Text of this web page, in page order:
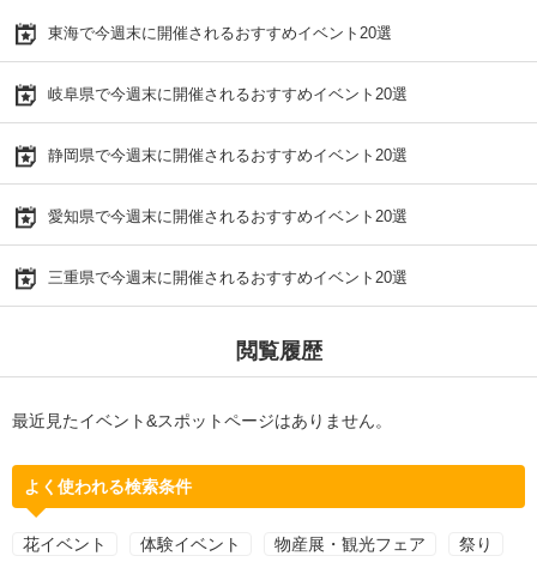
東海で今週末に開催されるおすすめイベント20選
岐阜県で今週末に開催されるおすすめイベント20選
静岡県で今週末に開催されるおすすめイベント20選
愛知県で今週末に開催されるおすすめイベント20選
三重県で今週末に開催されるおすすめイベント20選
閲覧履歴
最近見たイベント&スポットページはありません。
よく使われる検索条件
花イベント 体験イベント 物産展・観光フェア 祭り